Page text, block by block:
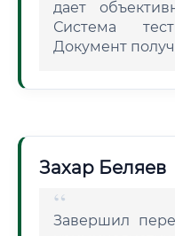
дает
Система
Документ
Захар Беляев
Завершил